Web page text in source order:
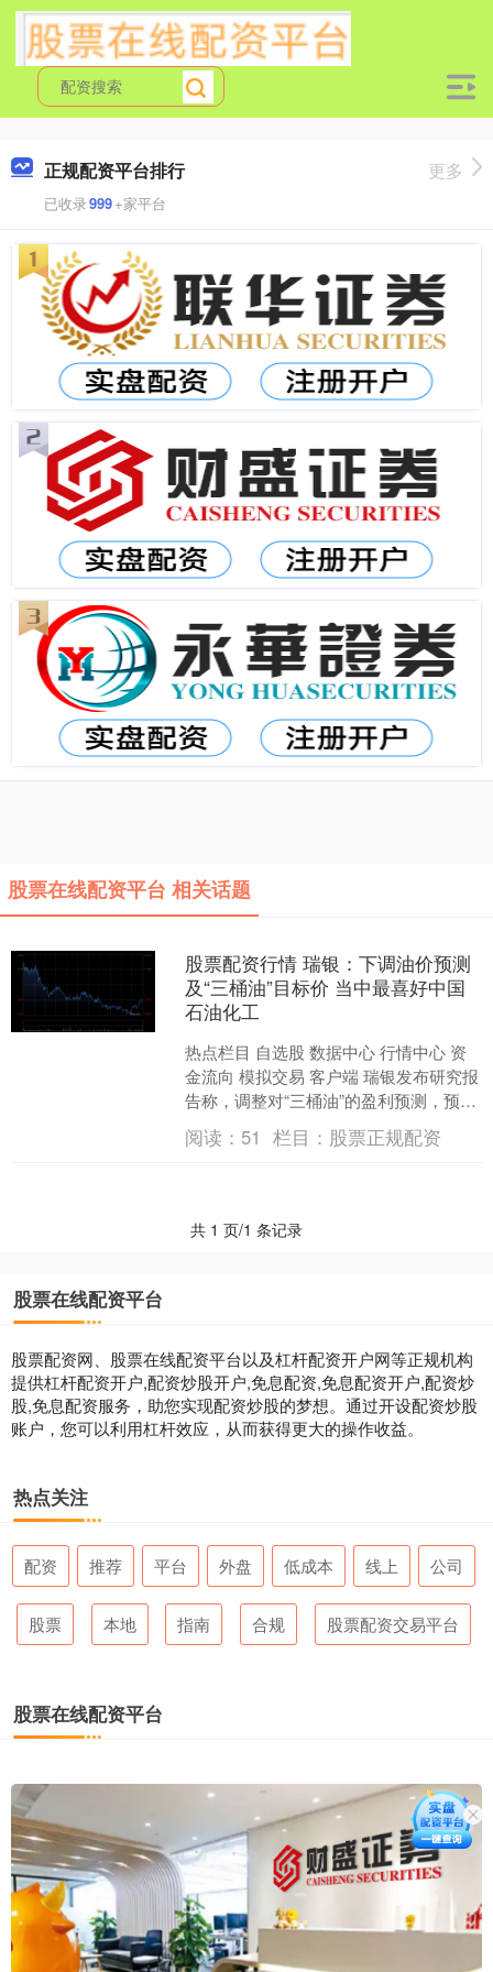
正规配资平台排行
已收录999+家平台
更多
股票在线配资平台 相关话题
股票配资行情 瑞银：下调油价预测
及“三桶油”目标价 当中最喜好中国
石油化工
热点栏目 自选股 数据中心 行情中心 资
金流向 模拟交易 客户端 瑞银发布研究报
告称，调整对“三桶油”的盈利预测，预计
中国石油股份（00857）2024至202....
阅读： 51 栏目： 股票正规配资
共 1 页/1 条记录
股票在线配资平台
股票配资网、股票在线配资平台以及杠杆配资开户网等正规机构
提供杠杆配资开户,配资炒股开户,免息配资,免息配资开户,配资炒
股,免息配资服务，助您实现配资炒股的梦想。通过开设配资炒股
账户，您可以利用杠杆效应，从而获得更大的操作收益。
热点关注
配资 推荐 平台 外盘 低成本 线上 公司
股票 本地 指南 合规 股票配资交易平台
股票在线配资平台